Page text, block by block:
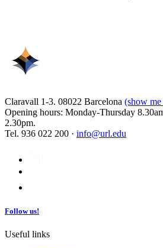
Claravall 1-3. 08022 Barcelona (show
Opening hours: Monday-Thursday
2.30pm.
Tel. 936 022 200 · info@url.edu
Follow us!
Useful links